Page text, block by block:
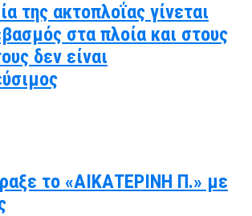
της ακτοπλοΐας γίνεται
στα πλοία και στους
δεν είναι
το «ΑΙΚΑΤΕΡΙΝΗ Π.» με